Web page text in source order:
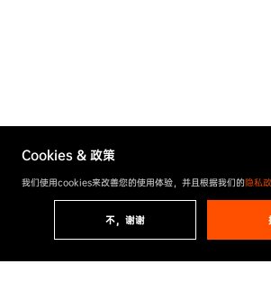
Cookies & 政策
我们使用cookies来改善您的使用体验，并且根据我们的隐私
不，谢谢